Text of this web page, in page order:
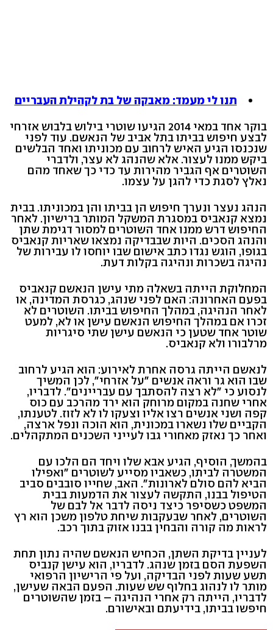
תנו לי מעמד: מאבקה של בת לקהילת העבריים
בוקר אחד במאי 2014 הגיעו שוטרי בילוש בלבוש אזרחי
לבצע חיפוש בביתו בתל אביב של הנאשם. עוד לפני
שנכנסו הגיע האיש לרחוב עם מכוניתו ואחד הבלשים
ביקש ממנו לעצור. אלא שהנהג לא עצר, ולדברי
השוטרים אף הגביר מהירות עד כדי כך שאחד מהם
נאלץ לסגת כדי להגן על עצמו.
הנהג נעצר ונערך חיפוש הן בביתו והן במכוניתו. בבית
נמצא קנאביס במסגרת המשקל המותר ברישיון. לאחר
החיפוש דרש ממנו אחד השוטרים למסור דגימת שתן
והנהג הסכים. היות שבבדיקה נמצאו שאריות קנאביס
בגופו, הוגש נגדו כתב אישום שבו יוחסו לו עבירות של
נהיגה בשכרות ונהיגה בקלות דעת.
המחלוקת הייתה בשאלה מתי עישן הנאשם קנאביס
בפעם האחרונה: האם לפני שנהג, כגרסת המדינה, או
לאחר הנהיגה, במהלך החיפוש בביתו. השוטרים לא
זכרו אם במהלך החיפוש הנאשם עישן או לא, למעט
שוטר אחד שטען כי הנאשם עישן שתי סיגריות
מרלבורו ולא קנאביס.
לנאשם הייתה גרסה אחרת לאירוע: הוא הגיע לרחוב
שבו הוא גר וראה אנשים "על אזרחי", לכן המשיך
לנסוע כי "לא רצה להסתבך עם עבריינים". לדבריו,
אחרי שחנה במקום מרוחק הוא ירד מהרכב עם כוס
קפה ושני אנשים רצו אליו וצעקו לו לא לזוז. לטענתו,
הקביים שלו נשארו במכונית, הוא הוכה ונפל ארצה,
ואחר כך נאזק מאחורי גבו לעייני השכנים המתקהלים.
בהמשך, הוסיף, הגיע אבא שלו ויחד הם הלכו עם
המשטרה לביתו, כשאביו מסייע לשוטרים "ואפילו
הביא להם סולם לארונות". האב, שחייו סובבים סביב
הטיפול בבנו, התקשה לעצור את הדמעות בבית
המשפט כשסיפר כיצד ניסה לדבר אל לבם של
השוטרים, לאחר שבעקבות שיחת טלפון משכן הוא רץ
לראות מה קורה והבחין בבנו אזוק בתוך רכב.
לעניין בדיקת השתן, הכחיש הנאשם שהיה נתון תחת
השפעת הסם בזמן שנהג. לדבריו, הוא עישן קנביס
תשע שעות לפני הבדיקה, ועל פי הרישיון הרפואי
מותר לו לנהוג בחלוף שש שעות. הפעם הבאה שעישן,
לדבריו, הייתה רק אחרי הנהיגה – בזמן שהשוטרים
חיפשו בביתו, בידיעתם ובאישורם.